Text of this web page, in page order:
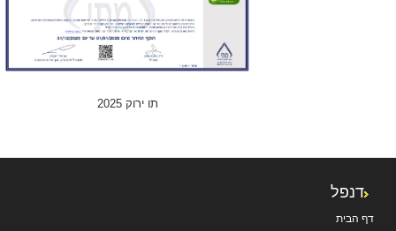
תו ירוק 2025
דנפל
דף הבית